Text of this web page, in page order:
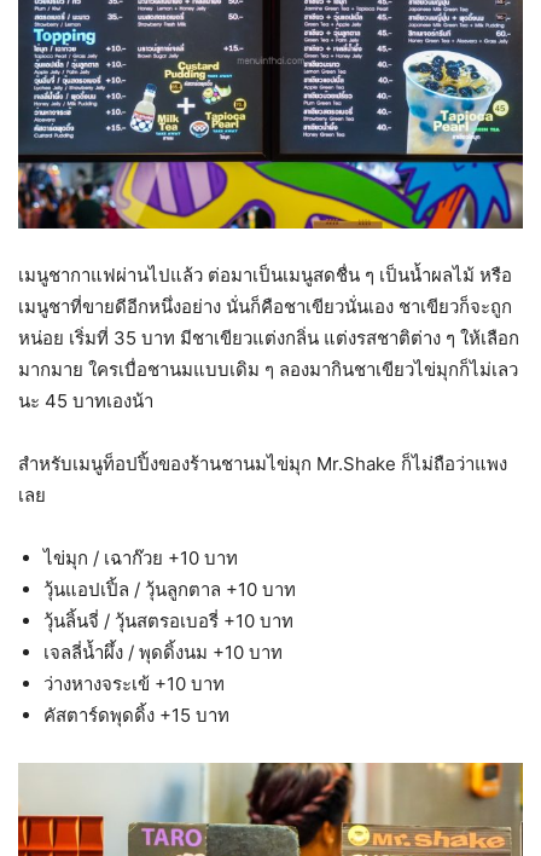
เมนูชากาแฟผ่านไปแล้ว ต่อมาเป็นเมนูสดชื่น ๆ เป็นน้ำผลไม้ หรือ
เมนูชาที่ขายดีอีกหนึ่งอย่าง นั่นก็คือชาเขียวนั่นเอง ชาเขียวก็จะถูก
หน่อย เริ่มที่ 35 บาท มีชาเขียวแต่งกลิ่น แต่งรสชาติต่าง ๆ ให้เลือก
มากมาย ใครเบื่อชานมแบบเดิม ๆ ลองมากินชาเขียวไข่มุกก็ไม่เลว
นะ 45 บาทเองน้า
สำหรับเมนูท็อปปิ้งของร้านชานมไข่มุก Mr.Shake ก็ไม่ถือว่าแพง
เลย
ไข่มุก / เฉาก๊วย +10 บาท
วุ้นแอปเปิ้ล / วุ้นลูกตาล +10 บาท
วุ้นลิ้นจี่ / วุ้นสตรอเบอรี่ +10 บาท
เจลลี่น้ำผึ้ง / พุดดิ้งนม +10 บาท
ว่างหางจระเข้ +10 บาท
คัสตาร์ดพุดดิ้ง +15 บาท